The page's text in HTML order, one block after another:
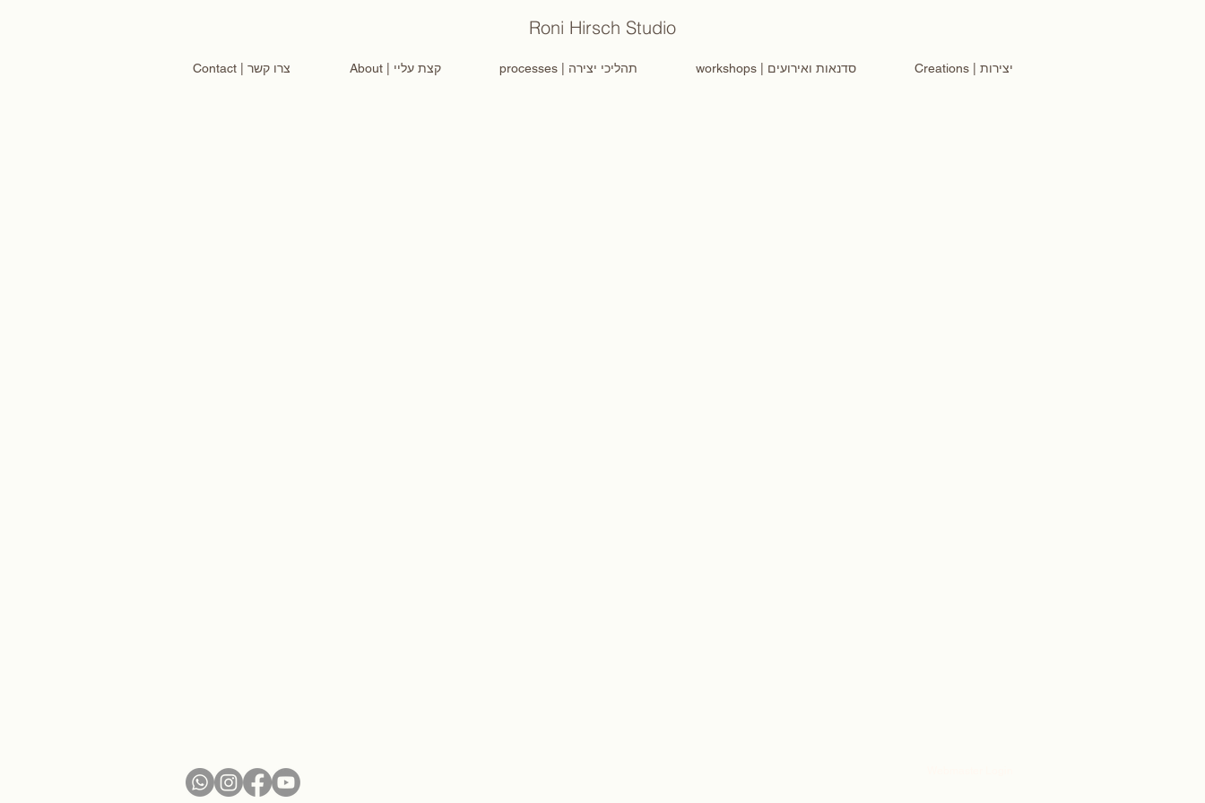
Roni Hirsch Studio
Contact | צרו קשר About | קצת עליי processes | תהליכי יצירה workshops | סדנאות ואירועים Creations | יצירות